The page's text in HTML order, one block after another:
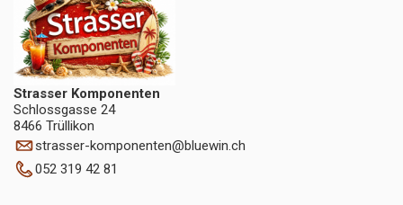
Strasser Komponenten
Schlossgasse 24
8466 Trüllikon
strasser-komponenten@bluewin.ch
052 319 42 81